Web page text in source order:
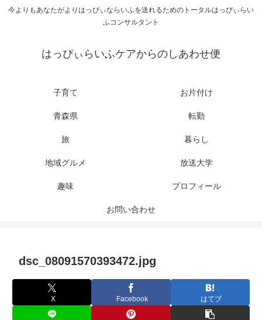
今よりもあなたがよりはっぴぃならいふを送れるためのトータルはっぴぃらい
ふコンサルタント
はっぴぃらいふケアからのしあわせ便
子育て お片付け
青森県 転勤
旅 暮らし
地域グルメ 放送大学
趣味 プロフィール
お問い合わせ
dsc_08091570393472.jpg
X Facebook はてブ